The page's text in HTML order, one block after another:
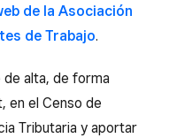
de la Asociación
de Trabajo.
alta, de forma
en el Censo de
Tributaria y aportar